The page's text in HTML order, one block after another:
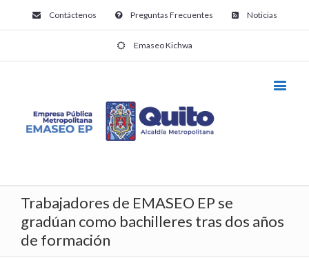
Contáctenos Preguntas Frecuentes Noticias
Emaseo Kichwa
Trabajadores de EMASEO EP se
gradúan como bachilleres tras dos años
de formación